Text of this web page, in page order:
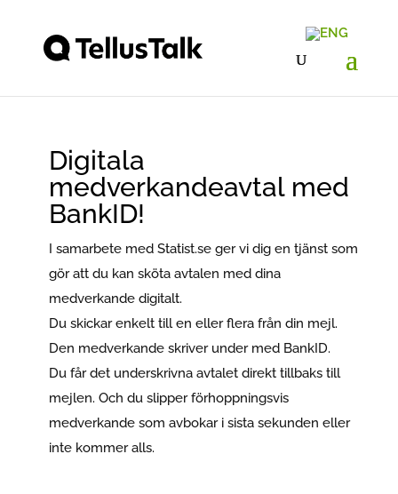
Digitala
medverkandeavtal med
BankID!
I samarbete med Statist.se ger vi dig en tjänst som
gör att du kan sköta avtalen med dina
medverkande digitalt.
Du skickar enkelt till en eller flera från din mejl.
Den medverkande skriver under med BankID.
Du får det underskrivna avtalet direkt tillbaks till
mejlen. Och du slipper förhoppningsvis
medverkande som avbokar i sista sekunden eller
inte kommer alls.